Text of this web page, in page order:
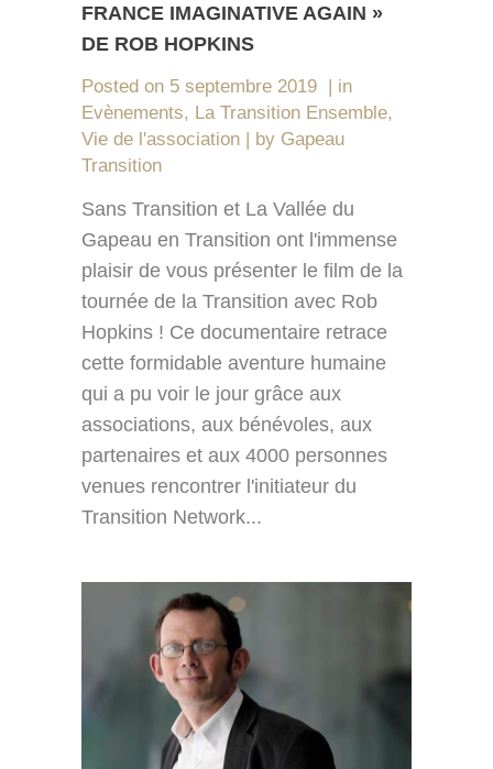
FRANCE IMAGINATIVE AGAIN »
DE ROB HOPKINS
Posted on 5 septembre 2019
in
Evènements, La Transition Ensemble,
Vie de l'association
by Gapeau
Transition
Sans Transition et La Vallée du
Gapeau en Transition ont l'immense
plaisir de vous présenter le film de la
tournée de la Transition avec Rob
Hopkins ! Ce documentaire retrace
cette formidable aventure humaine
qui a pu voir le jour grâce aux
associations, aux bénévoles, aux
partenaires et aux 4000 personnes
venues rencontrer l'initiateur du
Transition Network...